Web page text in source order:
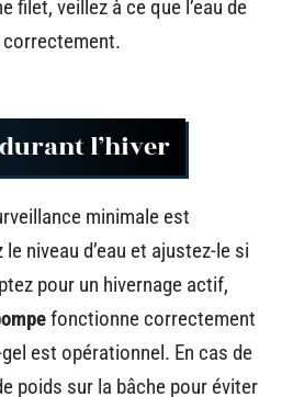
filet, veillez à ce que l’eau de
correctement.
l’hiver
minimale est
niveau d’eau et ajustez-le si
pour un hivernage actif,
fonctionne correctement
est opérationnel. En cas de
poids sur la bâche pour éviter